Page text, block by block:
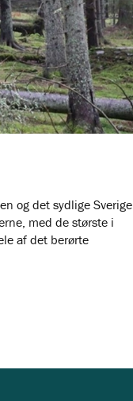
og det sydlige Sverige
med de største i
af det berørte